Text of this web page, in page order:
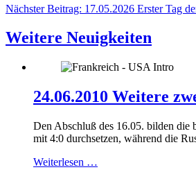
Nächster Beitrag: 17.05.2026 Erster Tag
Weitere Neuigkeiten
24.06.2010 Weitere
Den Abschluß des 16.05. bilden die
mit 4:0 durchsetzen, während die
Weiterlesen …